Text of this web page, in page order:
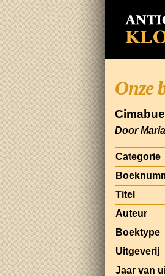
Onze
Door
Categorie
Titel
Auteur
Boektype
Uitgeverij
Jaar van